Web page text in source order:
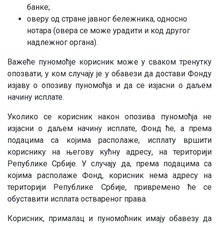
банке;
оверу од стране јавног бележника, односно
нотара (овера се може урадити и код другог
надлежног органа).
Важеће пуномоћје корисник може у сваком тренутку
опозвати, у ком случају је у обавези да достави Фонду
изјаву о опозиву пуномоћја и да се изјасни о даљем
начину исплате.
Уколико се корисник након опозива пуномоћја не
изјасни о даљем начину исплате, Фонд ће, а према
подацима са којима располаже, исплату вршити
кориснику на његову кућну адресу, на територији
Републике Србије. У случају да, према подацима са
којима располаже Фонд, корисник нема адресу на
територији Републике Србије, привремено ће се
обуставити исплата оствареног права.
Корисник, прималац и пуномоћник имају обавезу да